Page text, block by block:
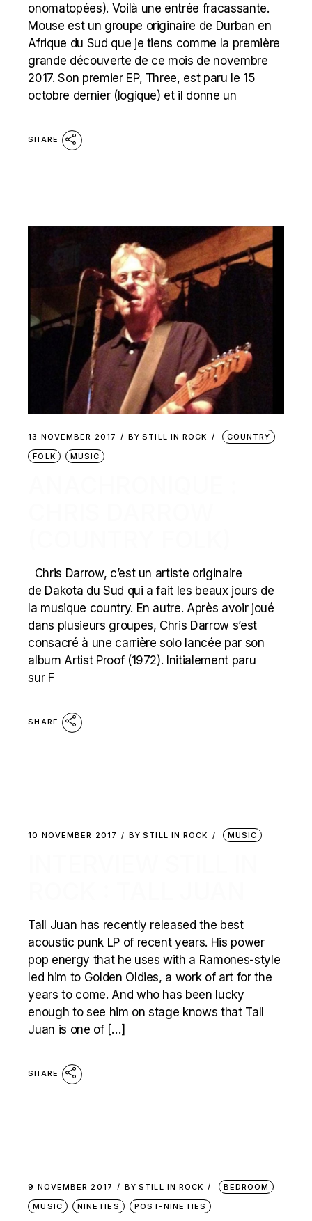
onomatopées). Voilà une entrée fracassante.
Mouse est un groupe originaire de Durban en
Afrique du Sud que je tiens comme la première
grande découverte de ce mois de novembre
2017. Son premier EP, Three, est paru le 15
octobre dernier (logique) et il donne un
SHARE
13 NOVEMBER 2017 BY STILL IN ROCK
COUNTRY
FOLK
MUSIC
Chris Darrow, c’est un artiste originaire
de Dakota du Sud qui a fait les beaux jours de
la musique country. En autre. Après avoir joué
dans plusieurs groupes, Chris Darrow s’est
consacré à une carrière solo lancée par son
album Artist Proof (1972). Initialement paru
sur F
SHARE
10 NOVEMBER 2017 BY STILL IN ROCK MUSIC
Tall Juan has recently released the best
acoustic punk LP of recent years. His power
pop energy that he uses with a Ramones-style
led him to Golden Oldies, a work of art for the
years to come. And who has been lucky
enough to see him on stage knows that Tall
Juan is one of […]
SHARE
9 NOVEMBER 2017 BY STILL IN ROCK
BEDROOM
MUSIC
NINETIES POST-NINETIES